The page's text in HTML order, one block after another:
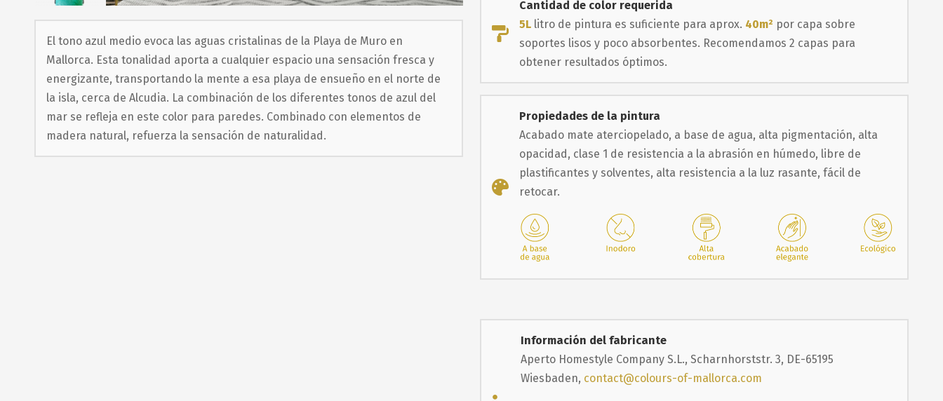
comienzo
de
galería
de
El tono azul medio evoca las aguas cristalinas de la Playa de Muro en
Mallorca. Esta tonalidad aporta a cualquier espacio una sensación fresca y
energizante, transportando la mente a esa playa de ensueño en el norte de
la isla, cerca de Alcudia. La combinación de los diferentes tonos de azul del
mar se refleja en este color para paredes. Combinado con elementos de
madera natural, refuerza la sensación de naturalidad.
Cantidad de color requerida
5L litro de pintura es suficiente para aprox. 40m² por capa sobre
soportes lisos y poco absorbentes. Recomendamos 2 capas para
obtener resultados óptimos.
Propiedades de la pintura
Acabado mate aterciopelado, a base de agua, alta pigmentación, alta
opacidad, clase 1 de resistencia a la abrasión en húmedo, libre de
plastificantes y solventes, alta resistencia a la luz rasante, fácil de
retocar.
Información del fabricante
Aperto Homestyle Company S.L., Scharnhorststr. 3, DE-65195
Wiesbaden, contact@colours-of-mallorca.com